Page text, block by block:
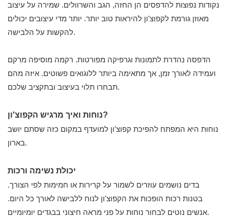
נקודות נפוצות להדפסים הן החזה, הגב והשרוולים. שמירה על עיצוב
מאוזן גורמת לקפוצ'ון להיראות טוב יותר. יותר מדי עיצובים יכולים
להקשות על הלבישה.
הדפסה נהדרת לתמונות וגרפיקה מפורטות. רקמה מוסיפה מרקם
ועמידה לאורך זמן, אך מתאימה ביותר ללוגואים פשוטים. איזה מהם
תבחרו תלוי בעיצוב ובתקציב שלכם.
נוחות ואיך מרגיש הקפוצ'ון?
נוחות היא המפתח להפיכת קפוצ'ון למועדף במקום כזה שסתם יושב
בארון.
יכולת נשימה ורכות
בדים נושמים עוזרים לשמור על קרירות או חמימות לפי הצורך.
בטנות רכות הופכות את הקפוצ'ון לנוח ללבישה לאורך כל היום.
אנשים נוטים לבחור נוחות על פני מראה חיצוני בבגדים יומיומיים.